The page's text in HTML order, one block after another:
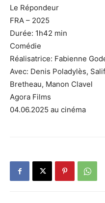
Le Répondeur
FRA – 2025
Durée: 1h42 min
Comédie
Réalisatrice: Fabienne
Avec: Denis Poladylès,
Bretheau, Manon Clavel
Agora Films
04.06.2025 au cinéma